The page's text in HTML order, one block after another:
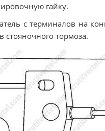
гайку.
с терминалов на
стояночного тормоза.